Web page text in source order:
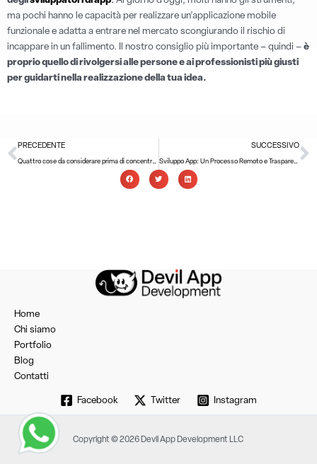
ma pochi hanno le capacità per realizzare un’applicazione mobile
funzionale e adatta a entrare nel mercato scongiurando il rischio di
incappare in un fallimento. Il nostro consiglio più importante – quindi – è
proprio quello di rivolgersi alle persone e ai professionisti più giusti
per guidarti nella realizzazione della tua idea.
PRECEDENTE SUCCESSIVO
Sviluppo App: Un Processo Remoto e Trasparente
Home
Chi siamo
Portfolio
Blog
Contatti
Facebook Twitter Instagram
Copyright © 2026 Devil App Development LLC